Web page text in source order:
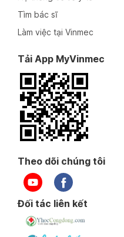
Tìm bác sĩ
Làm việc tại Vinmec
Tải App MyVinmec
Theo dõi chúng tôi
Đối tác liên kết